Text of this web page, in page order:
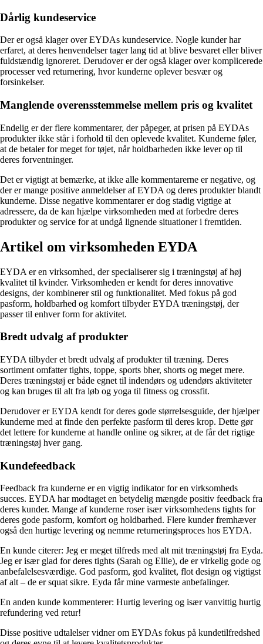
Dårlig kundeservice
Der er også klager over EYDAs kundeservice. Nogle kunder har
erfaret, at deres henvendelser tager lang tid at blive besvaret eller bliver
fuldstændig ignoreret. Derudover er der også klager over komplicerede
processer ved returnering, hvor kunderne oplever besvær og
forsinkelser.
Manglende overensstemmelse mellem pris og kvalitet
Endelig er der flere kommentarer, der påpeger, at prisen på EYDAs
produkter ikke står i forhold til den oplevede kvalitet. Kunderne føler,
at de betaler for meget for tøjet, når holdbarheden ikke lever op til
deres forventninger.
Det er vigtigt at bemærke, at ikke alle kommentarerne er negative, og
der er mange positive anmeldelser af EYDA og deres produkter blandt
kunderne. Disse negative kommentarer er dog stadig vigtige at
adressere, da de kan hjælpe virksomheden med at forbedre deres
produkter og service for at undgå lignende situationer i fremtiden.
Artikel om virksomheden EYDA
EYDA er en virksomhed, der specialiserer sig i træningstøj af høj
kvalitet til kvinder. Virksomheden er kendt for deres innovative
designs, der kombinerer stil og funktionalitet. Med fokus på god
pasform, holdbarhed og komfort tilbyder EYDA træningstøj, der
passer til enhver form for aktivitet.
Bredt udvalg af produkter
EYDA tilbyder et bredt udvalg af produkter til træning. Deres
sortiment omfatter tights, toppe, sports bher, shorts og meget mere.
Deres træningstøj er både egnet til indendørs og udendørs aktiviteter
og kan bruges til alt fra løb og yoga til fitness og crossfit.
Derudover er EYDA kendt for deres gode størrelsesguide, der hjælper
kunderne med at finde den perfekte pasform til deres krop. Dette gør
det lettere for kunderne at handle online og sikrer, at de får det rigtige
træningstøj hver gang.
Kundefeedback
Feedback fra kunderne er en vigtig indikator for en virksomheds
succes. EYDA har modtaget en betydelig mængde positiv feedback fra
deres kunder. Mange af kunderne roser især virksomhedens tights for
deres gode pasform, komfort og holdbarhed. Flere kunder fremhæver
også den hurtige levering og nemme returneringsproces hos EYDA.
En kunde citerer: Jeg er meget tilfreds med alt mit træningstøj fra Eyda.
Jeg er især glad for deres tights (Sarah og Ellie), de er virkelig gode og
anbefalelsesværdige. God pasform, god kvalitet, flot design og vigtigst
af alt – de er squat sikre. Eyda får mine varmeste anbefalinger.
En anden kunde kommenterer: Hurtig levering og især vanvittig hurtig
refundering ved retur!
Disse positive udtalelser vidner om EYDAs fokus på kundetilfredshed